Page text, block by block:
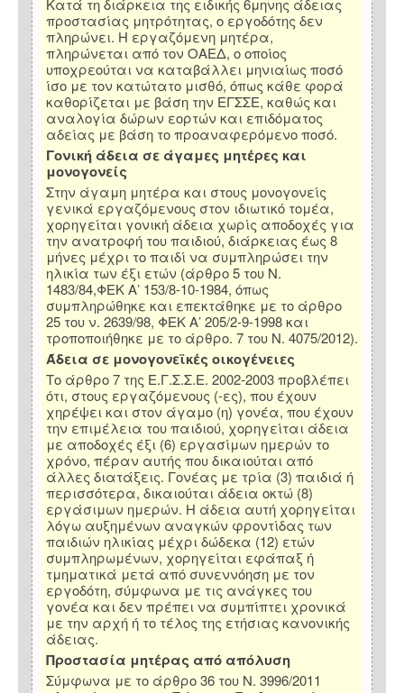
Κατά τη διάρκεια της ειδικής 6μηνης άδειας
προστασίας μητρότητας, ο εργοδότης δεν
πληρώνει. Η εργαζόμενη μητέρα,
πληρώνεται από τον ΟΑΕΔ, ο οποίος
υποχρεούται να καταβάλλει μηνιαίως ποσό
ίσο με τον κατώτατο μισθό, όπως κάθε φορά
καθορίζεται με βάση την ΕΓΣΣΕ, καθώς και
αναλογία δώρων εορτών και επιδόματος
αδείας με βάση το προαναφερόμενο ποσό.
Γονική άδεια σε άγαμες μητέρες και
μονογονείς
Στην άγαμη μητέρα και στους μονογονείς
γενικά εργαζόμενους στον ιδιωτικό τομέα,
χορηγείται γονική άδεια χωρίς αποδοχές για
την ανατροφή του παιδιού, διάρκειας έως 8
μήνες μέχρι το παιδί να συμπληρώσει την
ηλικία των έξι ετών (άρθρο 5 του Ν.
1483/84,ΦΕΚ Α’ 153/8-10-1984, όπως
συμπληρώθηκε και επεκτάθηκε με το άρθρο
25 του ν. 2639/98, ΦΕΚ Α’ 205/2-9-1998 και
τροποποιήθηκε με το άρθρο. 7 του Ν. 4075/2012).
Άδεια σε μονογονεϊκές οικογένειες
Το άρθρο 7 της Ε.Γ.Σ.Σ.Ε. 2002-2003 προβλέπει
ότι, στους εργαζόμενους (-ες), που έχουν
χηρέψει και στον άγαμο (η) γονέα, που έχουν
την επιμέλεια του παιδιού, χορηγείται άδεια
με αποδοχές έξι (6) εργασίμων ημερών το
χρόνο, πέραν αυτής που δικαιούται από
άλλες διατάξεις. Γονέας με τρία (3) παιδιά ή
περισσότερα, δικαιούται άδεια οκτώ (8)
εργάσιμων ημερών. Η άδεια αυτή χορηγείται
λόγω αυξημένων αναγκών φροντίδας των
παιδιών ηλικίας μέχρι δώδεκα (12) ετών
συμπληρωμένων, χορηγείται εφάπαξ ή
τμηματικά μετά από συνεννόηση με τον
εργοδότη, σύμφωνα με τις ανάγκες του
γονέα και δεν πρέπει να συμπίπτει χρονικά
με την αρχή ή το τέλος της ετήσιας κανονικής
άδειας.
Προστασία μητέρας από απόλυση
Σύμφωνα με το άρθρο 36 του Ν. 3996/2011